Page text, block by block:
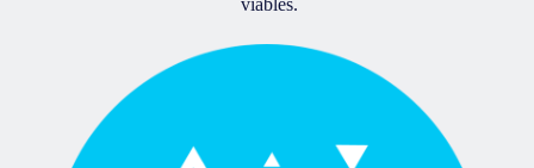
viables.